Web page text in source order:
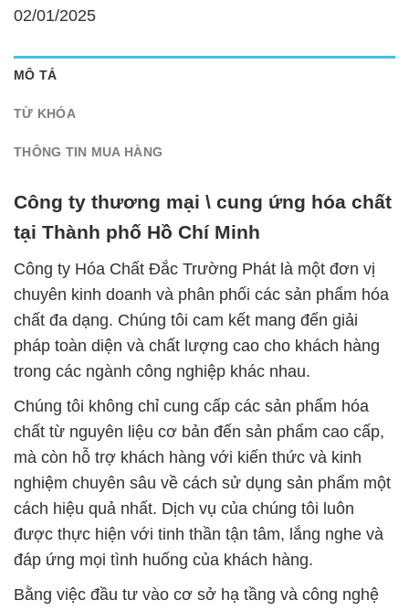
02/01/2025
MÔ TẢ
TỪ KHÓA
THÔNG TIN MUA HÀNG
Công ty thương mại \ cung ứng hóa chất
tại Thành phố Hồ Chí Minh
Công ty Hóa Chất Đắc Trường Phát là một đơn vị
chuyên kinh doanh và phân phối các sản phẩm hóa
chất đa dạng. Chúng tôi cam kết mang đến giải
pháp toàn diện và chất lượng cao cho khách hàng
trong các ngành công nghiệp khác nhau.
Chúng tôi không chỉ cung cấp các sản phẩm hóa
chất từ nguyên liệu cơ bản đến sản phẩm cao cấp,
mà còn hỗ trợ khách hàng với kiến thức và kinh
nghiệm chuyên sâu về cách sử dụng sản phẩm một
cách hiệu quả nhất. Dịch vụ của chúng tôi luôn
được thực hiện với tinh thần tận tâm, lắng nghe và
đáp ứng mọi tình huống của khách hàng.
Bằng việc đầu tư vào cơ sở hạ tầng và công nghệ